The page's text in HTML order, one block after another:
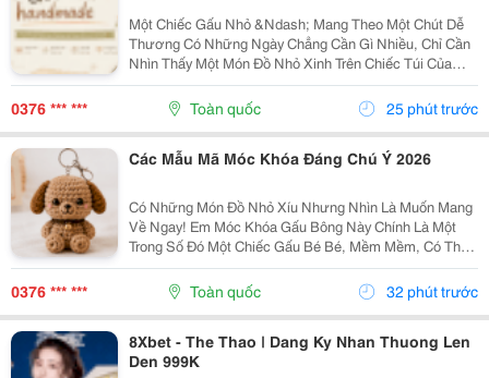
Một Chiếc Gấu Nhỏ &Ndash; Mang Theo Một Chút Dễ
Thương Có Những Ngày Chẳng Cần Gì Nhiều, Chỉ Cần
Nhìn Thấy Một Món Đồ Nhỏ Xinh Trên Chiếc Túi Của
Mình Cũng Đủ Thấy Vui Rồi Những Em Móc Khóa Gấu
Bông Được Làm Với Kiểu Dáng Đáng Yêu, Nhỏ Gọn,
Thích...
0376 *** *** Toàn quốc 25 phút trước
Các Mẫu Mã Móc Khóa Đáng Chú Ý 2026
Có Những Món Đồ Nhỏ Xíu Nhưng Nhìn Là Muốn Mang
Về Ngay! Em Móc Khóa Gấu Bông Này Chính Là Một
Trong Số Đó Một Chiếc Gấu Bé Bé, Mềm Mềm, Có Thể
Treo Trên Balo, Túi Xách Hay Chìa Khóa. Mỗi Lần Nhìn
Thấy Lại Thấy Chiếc Túi Của Mình Đáng Yêu Hơn Một...
0376 *** *** Toàn quốc 32 phút trước
8Xbet - The Thao | Dang Ky Nhan Thuong Len
Den 999K